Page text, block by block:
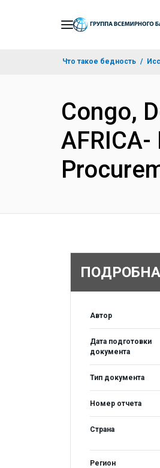
Что такое бедность
Congo,
Автор
Дата подготовки
документа
Тип документа
Номер отчета
Страна
Регион